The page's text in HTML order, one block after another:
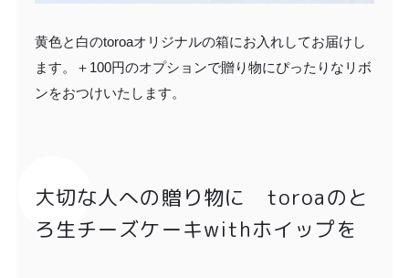
黄色と白のtoroaオリジナルの箱にお入れしてお届けし
ます。＋100円のオプションで贈り物にぴったりなリボ
ンをおつけいたします。
大切な人への贈り物に toroaのと
ろ生チーズケーキwithホイップを